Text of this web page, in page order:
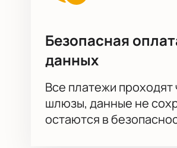
Безопасная
данных
Все платежи
шлюзы, данные не
остаются в